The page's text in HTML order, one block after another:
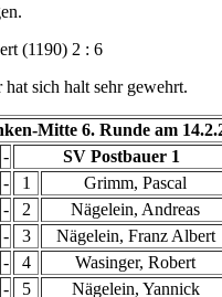
(1190) 2 : 6
sich halt sehr gewehrt.
Mitte 6. Runde am
-
SV Postbauer 1
- 1
Grimm, Pascal
- 2
Nägelein, Andreas
- 3
Nägelein, Franz Albert
- 4
Wasinger, Robert
- 5
Nägelein, Yannick